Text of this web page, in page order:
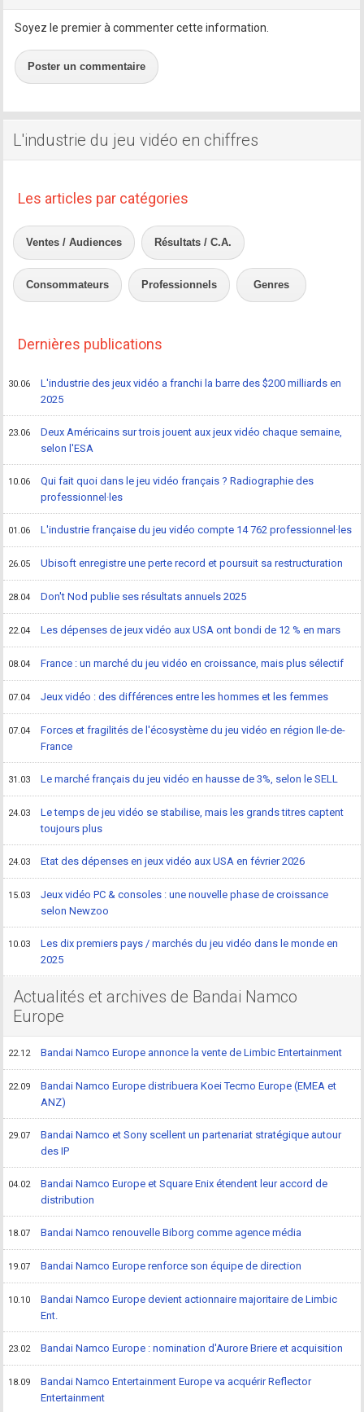
Soyez le premier à commenter cette information.
Poster un commentaire
L'industrie du jeu vidéo en chiffres
Les articles par catégories
Ventes / Audiences Résultats / C.A.
Consommateurs Professionnels Genres
Dernières publications
30.06
L'industrie des jeux vidéo a franchi la barre des $200 milliards en
2025
23.06
Deux Américains sur trois jouent aux jeux vidéo chaque semaine,
selon l'ESA
10.06
Qui fait quoi dans le jeu vidéo français ? Radiographie des
professionnel·les
01.06 L'industrie française du jeu vidéo compte 14 762 professionnel·les
26.05 Ubisoft enregistre une perte record et poursuit sa restructuration
28.04 Don't Nod publie ses résultats annuels 2025
22.04 Les dépenses de jeux vidéo aux USA ont bondi de 12 % en mars
08.04 France : un marché du jeu vidéo en croissance, mais plus sélectif
07.04 Jeux vidéo : des différences entre les hommes et les femmes
07.04
Forces et fragilités de l'écosystème du jeu vidéo en région Ile-de-
France
31.03 Le marché français du jeu vidéo en hausse de 3%, selon le SELL
24.03
Le temps de jeu vidéo se stabilise, mais les grands titres captent
toujours plus
24.03 Etat des dépenses en jeux vidéo aux USA en février 2026
15.03
Jeux vidéo PC & consoles : une nouvelle phase de croissance
selon Newzoo
10.03
Les dix premiers pays / marchés du jeu vidéo dans le monde en
2025
Actualités et archives de Bandai Namco
Europe
22.12 Bandai Namco Europe annonce la vente de Limbic Entertainment
22.09
Bandai Namco Europe distribuera Koei Tecmo Europe (EMEA et
ANZ)
29.07
Bandai Namco et Sony scellent un partenariat stratégique autour
des IP
04.02
Bandai Namco Europe et Square Enix étendent leur accord de
distribution
18.07 Bandai Namco renouvelle Biborg comme agence média
19.07 Bandai Namco Europe renforce son équipe de direction
10.10
Bandai Namco Europe devient actionnaire majoritaire de Limbic
Ent.
23.02 Bandai Namco Europe : nomination d'Aurore Briere et acquisition
18.09
Bandai Namco Entertainment Europe va acquérir Reflector
Entertainment